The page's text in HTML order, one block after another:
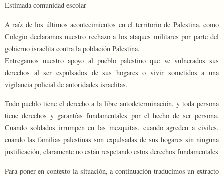
Estimada comunidad escolar
A raíz de los últimos acontecimientos en el territorio de Palestina, como
Colegio declaramos nuestro rechazo a los ataques militares por parte del
gobierno israelita contra la población Palestina.
Entregamos nuestro apoyo al pueblo palestino que ve vulnerados sus
derechos al ser expulsados de sus hogares o vivir sometidos a una
vigilancia policial de autoridades israelitas.
Todo pueblo tiene el derecho a la libre autodeterminación, y toda persona
tiene derechos y garantías fundamentales por el hecho de ser persona.
Cuando soldados irrumpen en las mezquitas, cuando agreden a civiles,
cuando las familias palestinas son expulsadas de sus hogares sin ninguna
justificación, claramente no están respetando estos derechos fundamentales
Para poner en contexto la situación, a continuación traducimos un extracto